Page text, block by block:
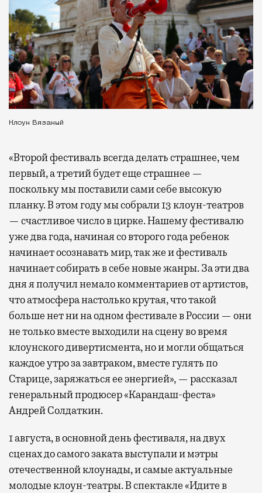
Клоун Вязаный
«Второй фестиваль всегда делать страшнее, чем
первый, а третий будет еще страшнее —
поскольку мы поставили сами себе высокую
планку. В этом году мы собрали 13 клоун-театров
— счастливое число в цирке. Нашему фестивалю
уже два года, начиная со второго года ребенок
начинает осознавать мир, так же и фестиваль
начинает собирать в себе новые жанры. За эти два
дня я получил немало комментариев от артистов,
что атмосфера настолько крутая, что такой
больше нет ни на одном фестивале в России — они
не только вместе выходили на сцену во время
клоунского дивертисмента, но и могли общаться
каждое утро за завтраком, вместе гулять по
Старице, заряжаться ее энергией», — рассказал
генеральный продюсер «Карандаш-феста»
Андрей Солдаткин.
1 августа, в основной день фестиваля, на двух
сценах до самого заката выступали и мэтры
отечественной клоунады, и самые актуальные
молодые клоун-театры. В спектакле «Идите в